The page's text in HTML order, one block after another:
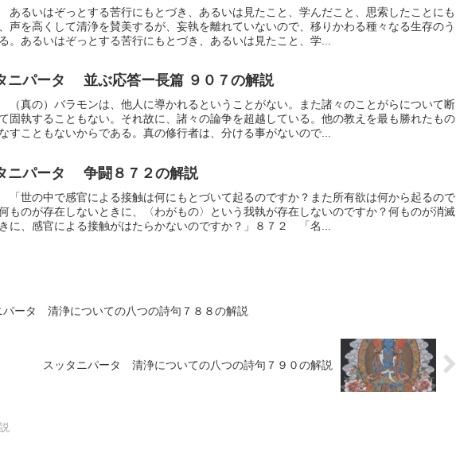
あるいはぞっとする苦行にもとづき、あるいは見たこと、学んだこと、思索したことにも
声を高くして清浄を賛美するが、妄執を離れていないので、移りかわる種々なる生存のう
。あるいはぞっとする苦行にもとづき、あるいは見たこと、学...
ニパータ 並ぶ応答ー長篇 ９０７の解説
（真の）バラモンは、他人に導かれるということがない。また諸々のことがらについて断
固執することもない。それ故に、諸々の論争を超越している。他の教えを最も勝れたもの
すこともないからである。真の修行者は、分ける事がないので...
ニパータ 争闘８７２の解説
「世の中で感官による接触は何にもとづいて起るのですか？また所有欲は何から起るので
ものが存在しないときに、〈わがもの〉という我執が存在しないのですか？何ものが消滅
に、感官による接触がはたらかないのですか？」８７２ 「名...
パータ 清浄についての八つの詩句７８８の解説
スッタニパータ 清浄についての八つの詩句７９０の解説